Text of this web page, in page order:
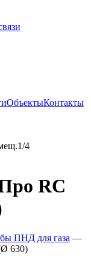
ОбъектыКонтакты
4
RС
ПНД для газа —
630)